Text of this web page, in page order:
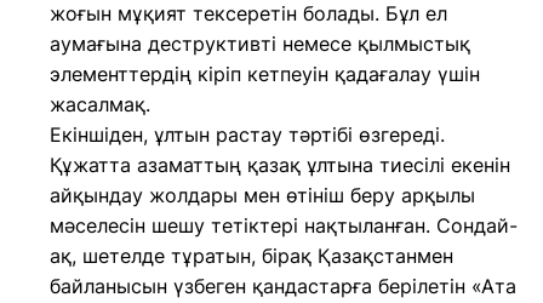
жоғын мұқият тексеретін болады. Бұл ел
аумағына деструктивті немесе қылмыстық
элементтердің кіріп кетпеуін қадағалау үшін
жасалмақ.
Екіншіден, ұлтын растау тәртібі өзгереді.
Құжатта азаматтың қазақ ұлтына тиесілі екенін
айқындау жолдары мен өтініш беру арқылы
мәселесін шешу тетіктері нақтыланған. Сондай-
ақ, шетелде тұратын, бірақ Қазақстанмен
байланысын үзбеген қандастарға берілетін «Ата